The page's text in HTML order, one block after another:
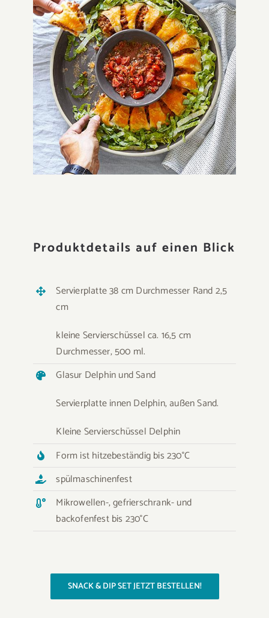
Produktdetails auf einen Blick
Servierplatte 38 cm Durchmesser Rand 2,5
cm
kleine Servierschüssel ca. 16,5 cm
Durchmesser, 500 ml.
Glasur Delphin und Sand
Servierplatte innen Delphin, außen Sand.
Kleine Servierschüssel Delphin
Form ist hitzebeständig bis 230°C
spülmaschinenfest
Mikrowellen-, gefrierschrank- und
backofenfest bis 230°C
SNACK & DIP SET JETZT BESTELLEN!